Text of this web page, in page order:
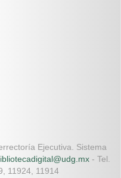
Ejecutiva. Sistema
- Tel.
11924, 11914